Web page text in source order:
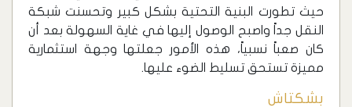
حيث تطورت البنية التحتية بشكل كبير وتحسنت شبكة
النقل جداً واصبح الوصول إليها في غاية السهولة بعد أن
كان صعباً نسبياً، هذه الأمور جعلتها وجهة استثمارية
مميزة تستحق تسليط الضوء عليها.
بشكتاش